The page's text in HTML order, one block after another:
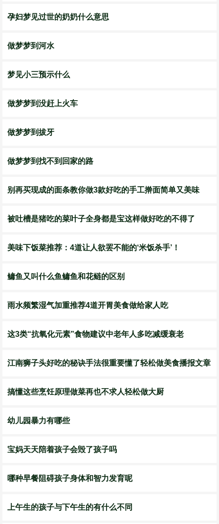
孕妇梦见过世的奶奶什么意思
做梦梦到河水
梦见小三预示什么
做梦梦到没赶上火车
做梦梦到拔牙
做梦梦到找不到回家的路
别再买现成的面条教你做3款好吃的手工擀面简单又美味
被吐槽是猪吃的菜叶子全身都是宝这样做好吃的不得了
美味下饭菜推荐：4道让人欲罢不能的‘米饭杀手’！
鳙鱼又叫什么鱼鳙鱼和花鲢的区别
雨水频繁湿气加重推荐4道开胃美食做给家人吃
这3类“抗氧化元素”食物建议中老年人多吃减缓衰老
江南狮子头好吃的秘诀手法很重要懂了轻松做美食播报文章
搞懂这些烹饪原理做菜再也不求人轻松做大厨
幼儿园暴力有哪些
宝妈天天陪着孩子会毁了孩子吗
哪种早餐阻碍孩子身体和智力发育呢
上午生的孩子与下午生的有什么不同